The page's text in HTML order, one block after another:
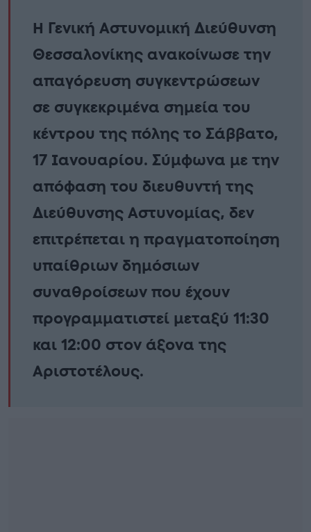
Η Γενική Αστυνομική Διεύθυνση
Θεσσαλονίκης ανακοίνωσε την
απαγόρευση συγκεντρώσεων
σε συγκεκριμένα σημεία του
κέντρου της πόλης το Σάββατο,
17 Ιανουαρίου. Σύμφωνα με την
απόφαση του διευθυντή της
Διεύθυνσης Αστυνομίας, δεν
επιτρέπεται η πραγματοποίηση
υπαίθριων δημόσιων
συναθροίσεων που έχουν
προγραμματιστεί μεταξύ 11:30
και 12:00 στον άξονα της
Αριστοτέλους.